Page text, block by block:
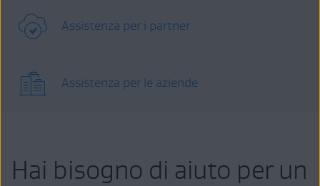
Assistenza per i partner
Assistenza per le aziende
Hai bisogno di aiuto per un